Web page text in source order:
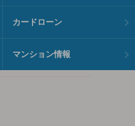
カードローン
マンション情報